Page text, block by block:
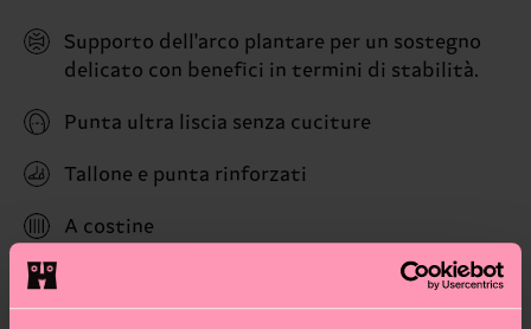
Supporto dell'arco plantare per un sostegno
delicato con benefici in termini di stabilità.
Punta ultra liscia senza cuciture
Tallone e punta rinforzati
A costine
ID: P000707